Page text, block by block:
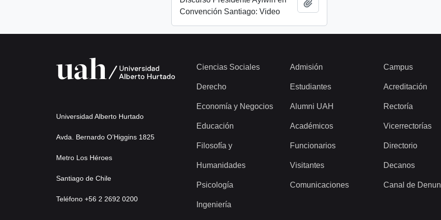
Convención Santiago: Video
Universidad Alberto Hurtado
Avda. Bernardo O’Higgins 1825
Metro Los Héroes
Santiago de Chile
Teléfono +56 2 2692 0200
Ciencias Sociales
Derecho
Economía y Negocios
Educación
Filosofía y
Humanidades
Psicología
Ingeniería
Admisión
Estudiantes
Alumni UAH
Académicos
Funcionarios
Visitantes
Comunicaciones
Campus
Acreditación
Rectoría
Vicerrectorías
Directorio
Decanos
Canal de